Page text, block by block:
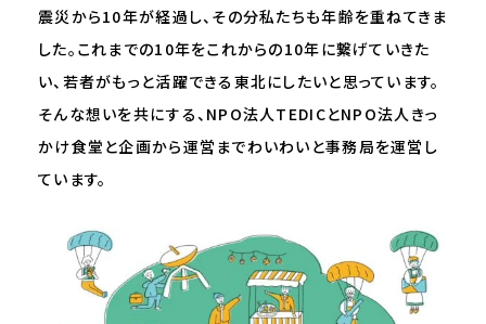
震災から10年が経過し、その分私たちも年齢を重ねてきま
した。これまでの10年をこれからの10年に繋げていきた
い、若者がもっと活躍できる東北にしたいと思っています。
そんな想いを共にする、NPO法人TEDICとNPO法人きっ
かけ食堂と企画から運営までわいわいと事務局を運営し
ています。